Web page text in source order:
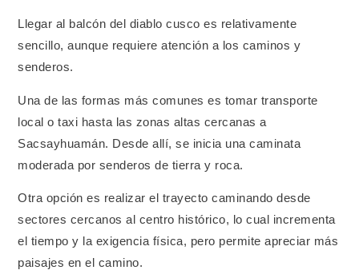
Llegar al balcón del diablo cusco es relativamente
sencillo, aunque requiere atención a los caminos y
senderos.
Una de las formas más comunes es tomar transporte
local o taxi hasta las zonas altas cercanas a
Sacsayhuamán. Desde allí, se inicia una caminata
moderada por senderos de tierra y roca.
Otra opción es realizar el trayecto caminando desde
sectores cercanos al centro histórico, lo cual incrementa
el tiempo y la exigencia física, pero permite apreciar más
paisajes en el camino.